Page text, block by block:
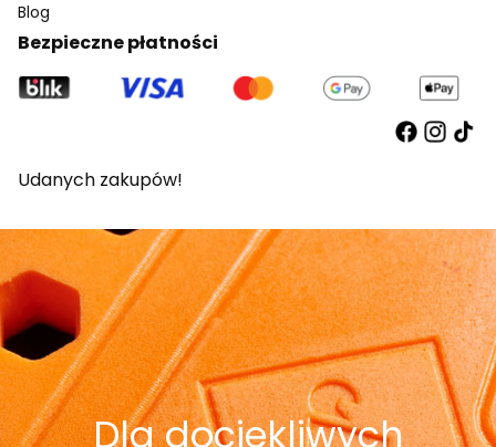
Blog
Bezpieczne płatności
Udanych zakupów!
Dla dociekliwych